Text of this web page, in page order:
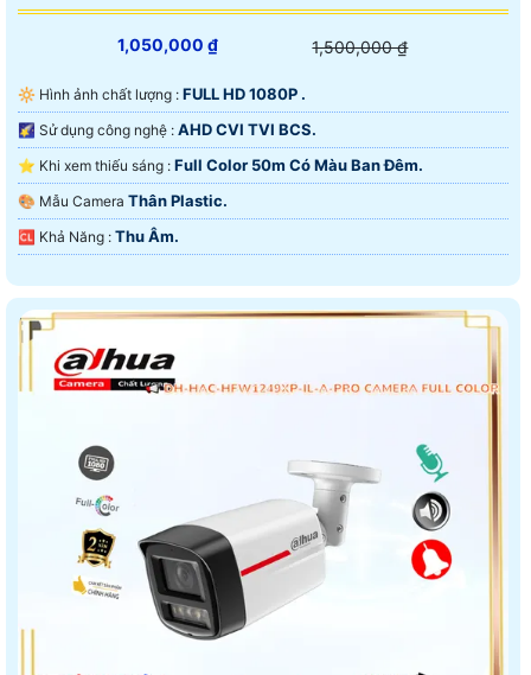
1,050,000 ₫ 1,500,000 ₫
🔆 Hình ảnh chất lượng : FULL HD 1080P .
🌠 Sử dụng công nghệ : AHD CVI TVI BCS.
⭐ Khi xem thiếu sáng : Full Color 50m Có Màu Ban Ðêm.
🎨 Mẫu Camera Thân Plastic.
️🆑 Khả Năng : Thu Âm.